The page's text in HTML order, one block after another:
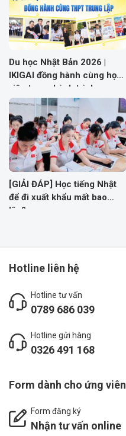
Du học Nhật Bản 2026 |
IKIGAI đồng hành cùng học
viên trong hành trình sang
Nhật
[GIẢI ĐÁP] Học tiếng Nhật
để đi xuất khẩu mất bao
lâu?
Hotline liên hệ
Hotline tư vấn
0789 686 039
Hotline gửi hàng
0326 491 168
Form dành cho ứng viên
Form đăng ký
Nhận tư vấn online